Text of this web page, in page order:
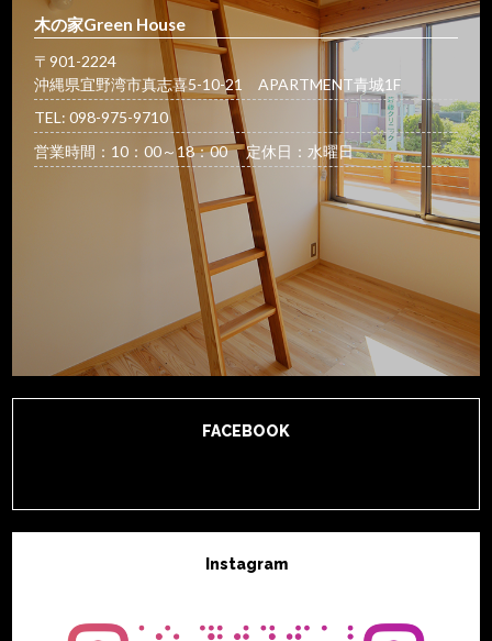
木の家Green House
〒901-2224
沖縄県宜野湾市真志喜5-10-21 APARTMENT青城1F
TEL: 098-975-9710
営業時間：10：00～18：00 定休日：水曜日
FACEBOOK
Instagram